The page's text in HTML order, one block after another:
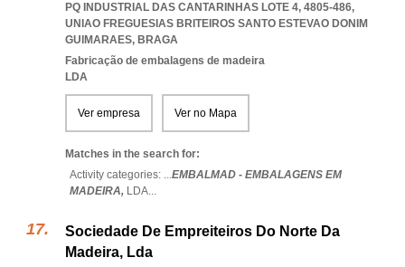
PQ INDUSTRIAL DAS CANTARINHAS LOTE 4, 4805-486,
UNIAO FREGUESIAS BRITEIROS SANTO ESTEVAO DONIM
GUIMARAES, BRAGA
Fabricação de embalagens de madeira
LDA
Ver empresa Ver no Mapa
Matches in the search for:
Activity categories: ...EMBALMAD - EMBALAGENS EM
MADEIRA, LDA...
Sociedade De Empreiteiros Do Norte Da
Madeira, Lda